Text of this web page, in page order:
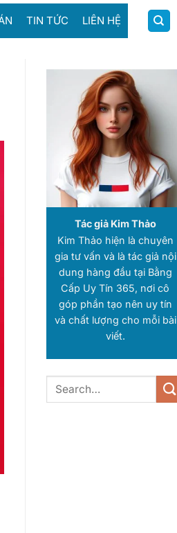
TIN TỨC LIÊN HỆ
Tác giả Kim Thảo
Kim Thảo hiện là chuyên
gia tư vấn và là tác giả nội
dung hàng đầu tại Bằng
Cấp Uy Tín 365, nơi cô
góp phần tạo nên uy tín
và chất lượng cho mỗi bài
viết.